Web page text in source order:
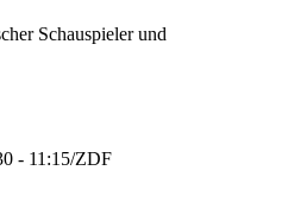
Schauspieler und
- 11:15/ZDF